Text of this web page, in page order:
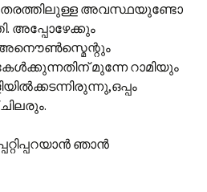
തരത്തിലുള്ള അവസ്ഥയുണ്ടോ
അപ്പോഴേക്കും
അനൌണ്‍സ്മെന്റും
മുന്നേ റാമിയും
ഞാന്‍